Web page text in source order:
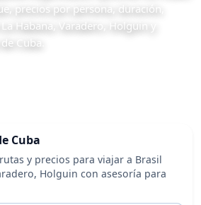
precios por persona, duración,
Habana, Varadero, Holguin y
Cuba.
Cuba
y precios para viajar a Brasil
Holguin con asesoría para